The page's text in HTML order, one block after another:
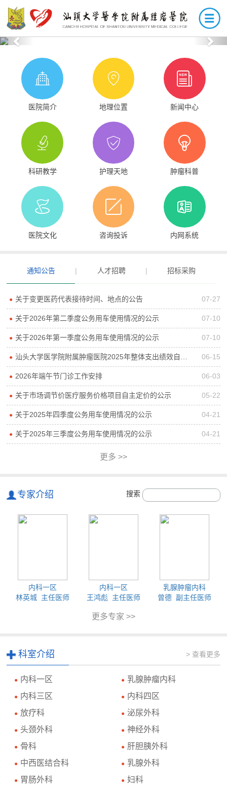
Previous
医院简介 地理位置 新闻中心
科研教学 护理天地 肿瘤科普
医院文化 咨询投诉 内网系统
通知公告 | 人才招聘 | 招标采购
● 关于变更医药代表接待时间、地点的公告 07-27
● 关于2026年第二季度公务用车使用情况的公示 07-10
● 关于2026年第一季度公务用车使用情况的公示 07-10
● 汕头大学医学院附属肿瘤医院2025年整体支出绩效自评报告 06-15
● 2026年端午节门诊工作安排 06-03
● 关于市场调节价医疗服务价格项目自主定价的公示 05-22
● 关于2025年四季度公务用车使用情况的公示 04-21
● 关于2025年三季度公务用车使用情况的公示 04-21
更多 >>
专家介绍 搜索
内科一区
林英城 主任医师
内科一区
王鸿彪 主任医师
乳腺肿瘤内科
曾德 副主任医师
更多专家 >>
科室介绍 > 查看更多
● 内科一区 ● 乳腺肿瘤内科
● 内科三区 ● 内科四区
● 放疗科 ● 泌尿外科
● 头颈外科 ● 神经外科
● 骨科 ● 肝胆胰外科
● 中西医结合科 ● 乳腺外科
● 胃肠外科 ● 妇科